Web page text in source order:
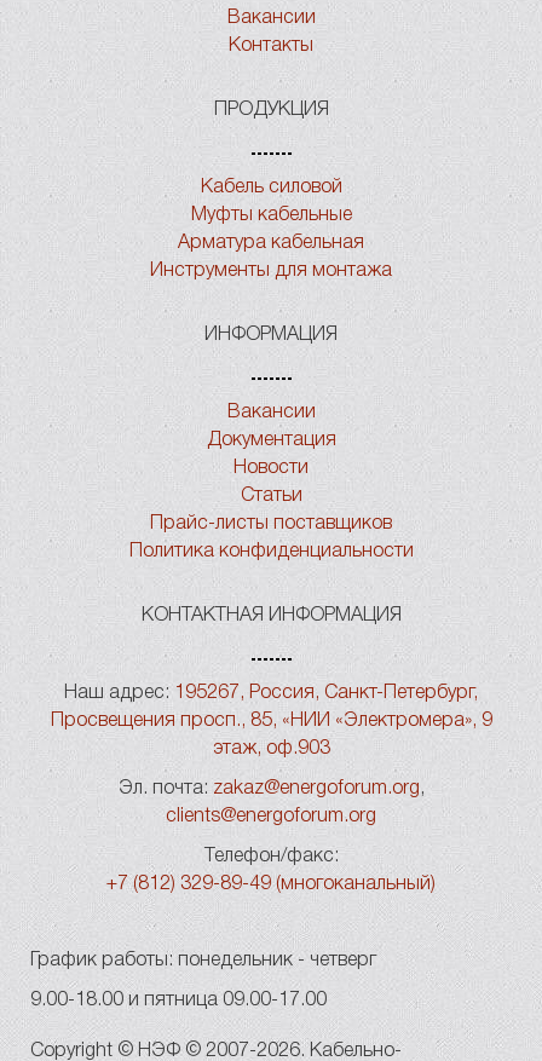
Вакансии
Контакты
ПРОДУКЦИЯ
Кабель силовой
Муфты кабельные
Арматура кабельная
Инструменты для монтажа
ИНФОРМАЦИЯ
Вакансии
Документация
Новости
Статьи
Прайс-листы поставщиков
Политика конфиденциальности
КОНТАКТНАЯ ИНФОРМАЦИЯ
Наш адрес: 195267, Россия, Санкт-Петербург,
Просвещения просп., 85, «НИИ «Электромера», 9
этаж, оф.903
Эл. почта: zakaz@energoforum.org ,
clients@energoforum.org
Телефон/факс:
+7 (812) 329-89-49 (многоканальный)
График работы: понедельник - четверг
9.00-18.00 и пятница 09.00-17.00
Copyright © НЭФ © 2007-2026. Кабельно-